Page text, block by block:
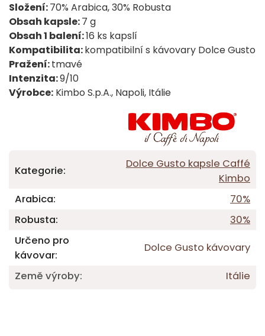
Složení:70% Arabica, 30% Robusta
Obsah kapsle:7 g
Obsah 1 balení:16 ks kapslí
Kompatibilita:kompatibilní s kávovary Dolce Gusto
Pražení:tmavé
Intenzita:9/10
Výrobce: Kimbo S.p.A., Napoli, Itálie
Kategorie:
Dolce Gusto kapsle Caffé
Kimbo
Arabica:
70%
Robusta:
30%
Určeno pro
kávovar:
Dolce Gusto kávovary
Země výroby: Itálie